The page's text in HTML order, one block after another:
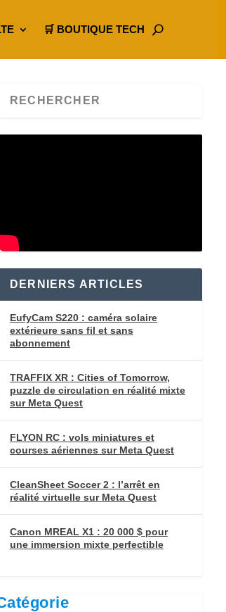
🛒 BOUTIQUE TECH
DERNIERS ARTICLES
EufyCam S220 : caméra solaire
extérieure sans fil et sans
abonnement
TRAFFIX XR : Cities of Tomorrow,
puzzle de circulation en réalité mixte
sur Meta Quest
FLYON RC : vols miniatures et
courses aériennes sur Meta Quest
CleanSheet Soccer 2 : l’arrêt en
réalité virtuelle sur Meta Quest
Canon MREAL X1 : 20 000 $ pour
une immersion mixte perfectible